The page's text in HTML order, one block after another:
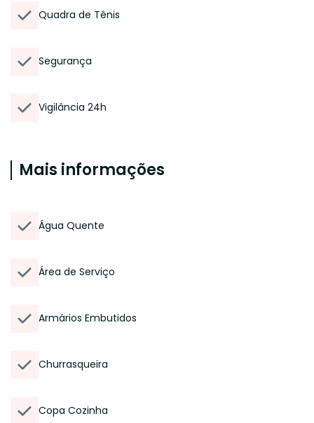
Quadra de Tênis
Segurança
Vigilância 24h
Mais informações
Água Quente
Área de Serviço
Armários Embutidos
Churrasqueira
Copa Cozinha